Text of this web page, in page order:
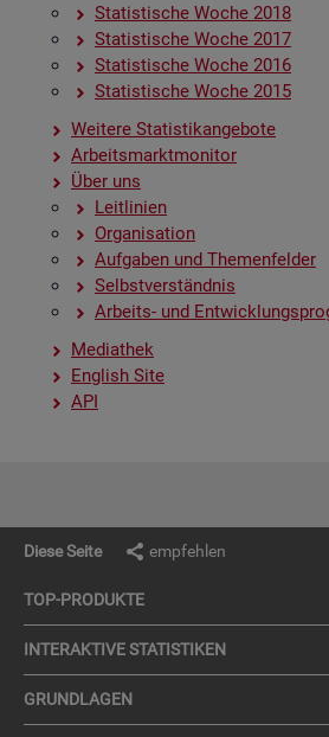
Sta­tis­ti­sche Woche 2018
Sta­tis­ti­sche Woche 2017
Sta­tis­ti­sche Woche 2016
Sta­tis­ti­sche Woche 2015
Wei­te­re Sta­tis­tik­an­ge­bo­te
Ar­beits­markt­mo­ni­tor
Über uns
Leit­li­ni­en
Or­ga­ni­sa­ti­on
Auf­ga­ben und The­men­fel­der
Selbst­ver­ständ­nis
Ar­beits- und
Me­dia­thek
English Site
API
Diese Seite empfehlen
TOP-PRO­DUK­TE
IN­TER­AK­TI­VE STA­TIS­TI­KEN
GRUND­LA­GEN